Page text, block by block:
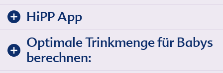
HiPP App
Optimale Trinkmenge für Babys
berechnen: